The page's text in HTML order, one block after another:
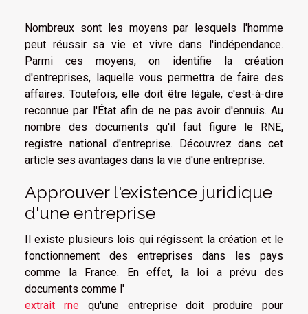
Nombreux sont les moyens par lesquels l'homme
peut réussir sa vie et vivre dans l'indépendance.
Parmi ces moyens, on identifie la création
d'entreprises, laquelle vous permettra de faire des
affaires. Toutefois, elle doit être légale, c'est-à-dire
reconnue par l'État afin de ne pas avoir d'ennuis. Au
nombre des documents qu'il faut figure le RNE,
registre national d'entreprise. Découvrez dans cet
article ses avantages dans la vie d'une entreprise.
Approuver l'existence juridique
d'une entreprise
Il existe plusieurs lois qui régissent la création et le
fonctionnement des entreprises dans les pays
comme la France. En effet, la loi a prévu des
documents comme l'
extrait rnequ'une entreprise doit produire pour